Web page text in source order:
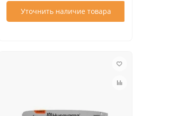
Уточнить наличие товара